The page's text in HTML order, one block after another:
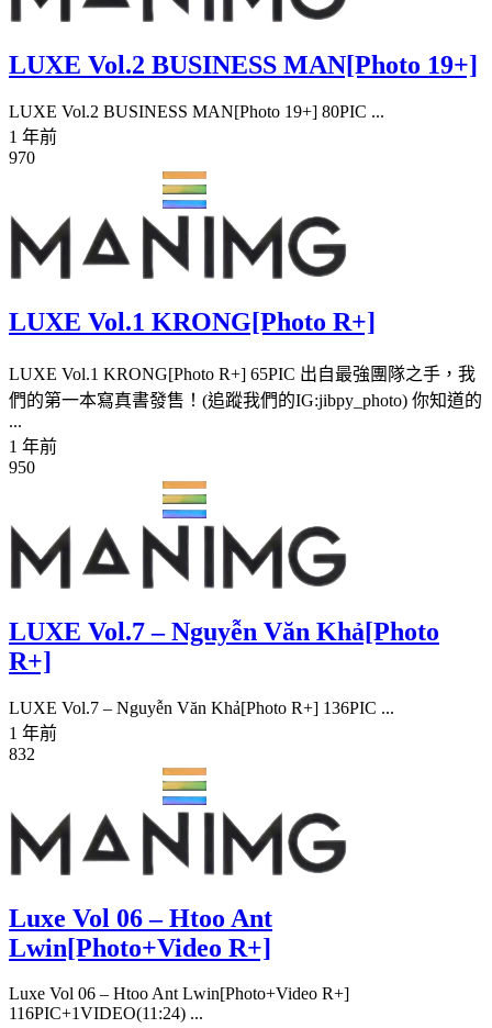
LUXE Vol.2 BUSINESS MAN[Photo 19+]
LUXE Vol.2 BUSINESS MAN[Photo 19+] 80PIC ...
1 年前
970
LUXE Vol.1 KRONG[Photo R+]
LUXE Vol.1 KRONG[Photo R+] 65PIC 出自最強團隊之手，我
們的第一本寫真書發售！(追蹤我們的IG:jibpy_photo) 你知道的
...
1 年前
950
LUXE Vol.7 – Nguyễn Văn Khả[Photo
R+]
LUXE Vol.7 – Nguyễn Văn Khả[Photo R+] 136PIC ...
1 年前
832
Luxe Vol 06 – Htoo Ant
Lwin[Photo+Video R+]
Luxe Vol 06 – Htoo Ant Lwin[Photo+Video R+]
116PIC+1VIDEO(11:24) ...